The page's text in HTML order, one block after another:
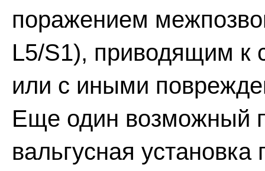
поражением
L5/S1), приводящим к
или с иными
Еще один возможный
вальгусная